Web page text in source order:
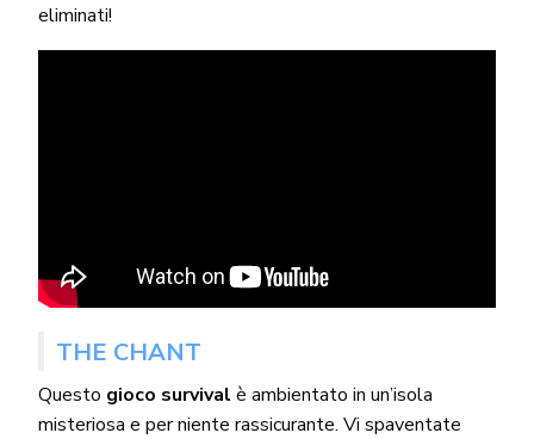
eliminati!
THE CHANT
Questo gioco survival è ambientato in un’isola
misteriosa e per niente rassicurante. Vi spaventate